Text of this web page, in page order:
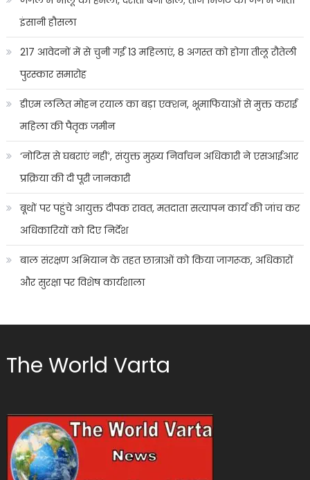
इंसानी हौसला
217 आवेदनों में से चुनी गईं 13 महिलाएं, 8 अगस्त को होगा तीलू रौतेली
पुरस्कार समारोह
डीएम ललित मोहन रयाल का बड़ा एक्शन, भूमाफियाओं से मुक्त कराई
महिला की पैतृक जमीन
‘नोटिस से घबराएं नहीं’, संयुक्त मुख्य निर्वाचन अधिकारी ने एसआईआर
प्रक्रिया की दी पूरी जानकारी
बूथों पर पहुंचे आयुक्त दीपक रावत, मतदाता सत्यापन कार्य की जांच कर
अधिकारियों को दिए निर्देश
बाल संरक्षण अभियान के तहत छात्राओं को किया जागरूक, अधिकारों
और सुरक्षा पर विशेष कार्यशाला
The World Varta